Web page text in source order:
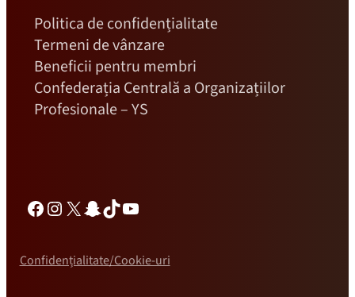
Politica de confidențialitate
Termeni de vânzare
Beneficii pentru membri
Confederația Centrală a Organizațiilor
Profesionale – YS
Confidențialitate/Cookie-uri
Facebook
Instagram
X Snapchat
TikTokYouTube